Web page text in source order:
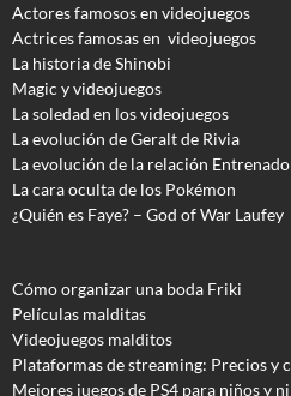
Actores famosos en videojuegos
Actrices famosas en videojuegos
La historia de Shinobi
Magic y videojuegos
La soledad en los videojuegos
La evolución de Geralt de Rivia
La evolución de la relación
La cara oculta de los Pokémon
¿Quién es Faye? – God of War Laufey
Cómo organizar una boda Friki
Películas malditas
Videojuegos malditos
Plataformas de streaming: Precios y
Mejores juegos de PS4 para niños y